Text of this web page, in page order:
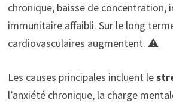
chronique, baisse de concentration,
immunitaire affaibli. Sur le long
cardiovasculaires augmentent. ⚠️
Les causes principales incluent le
l’anxiété chronique, la charge